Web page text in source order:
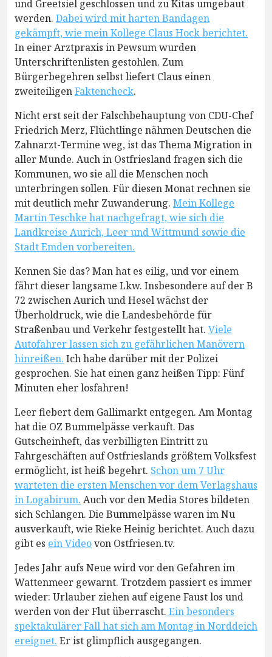
und Greetsiel geschlossen und zu Kitas umgebaut
werden. Dabei wird mit harten Bandagen
gekämpft, wie mein Kollege Claus Hock berichtet.
In einer Arztpraxis in Pewsum wurden
Unterschriftenlisten gestohlen. Zum
Bürgerbegehren selbst liefert Claus einen
zweiteiligenFaktencheck.
Nicht erst seit der Falschbehauptung von CDU-Chef
Friedrich Merz, Flüchtlinge nähmen Deutschen die
Zahnarzt-Termine weg, ist das Thema Migration in
aller Munde. Auch in Ostfriesland fragen sich die
Kommunen, wo sie all die Menschen noch
unterbringen sollen. Für diesen Monat rechnen sie
mit deutlich mehr Zuwanderung. Mein Kollege
Martin Teschke hat nachgefragt, wie sich die
Landkreise Aurich, Leer und Wittmund sowie die
Stadt Emden vorbereiten.
Kennen Sie das? Man hat es eilig, und vor einem
fährt dieser langsame Lkw. Insbesondere auf der B
72 zwischen Aurich und Hesel wächst der
Überholdruck, wie die Landesbehörde für
Straßenbau und Verkehr festgestellt hat. Viele
Autofahrer lassen sich zu gefährlichen Manövern
hinreißen. Ich habe darüber mit der Polizei
gesprochen. Sie hat einen ganz heißen Tipp: Fünf
Minuten eher losfahren!
Leer fiebert dem Gallimarkt entgegen. Am Montag
hat die OZ Bummelpässe verkauft. Das
Gutscheinheft, das verbilligten Eintritt zu
Fahrgeschäften auf Ostfrieslands größtem Volksfest
ermöglicht, ist heiß begehrt. Schon um 7 Uhr
warteten die ersten Menschen vor dem Verlagshaus
in Logabirum. Auch vor den Media Stores bildeten
sich Schlangen. Die Bummelpässe waren im Nu
ausverkauft, wie Rieke Heinig berichtet. Auch dazu
gibt es ein Videovon Ostfriesen.tv.
Jedes Jahr aufs Neue wird vor den Gefahren im
Wattenmeer gewarnt. Trotzdem passiert es immer
wieder: Urlauber ziehen auf eigene Faust los und
werden von der Flut überrascht. Ein besonders
spektakulärer Fall hat sich am Montag in Norddeich
ereignet. Er ist glimpflich ausgegangen.